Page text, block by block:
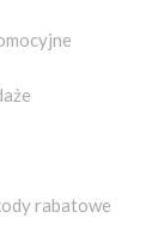
rabatowe